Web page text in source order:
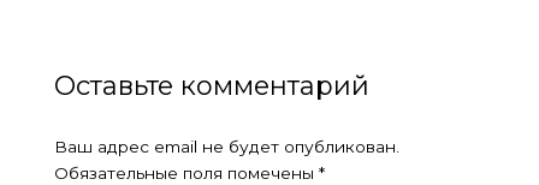
Оставьте комментарий
Ваш адрес email не будет опубликован.
Обязательные поля помечены *